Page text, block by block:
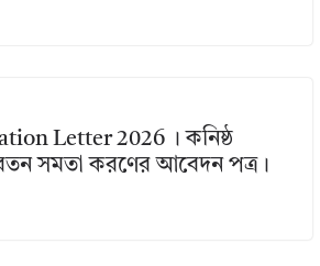
Letter 2026 । কনিষ্ঠ
সমতা করণের আবেদন পত্র।